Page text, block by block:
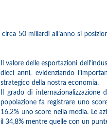
circa 50 miliardi all’anno si
Il valore delle esportazioni
dieci anni, evidenziando
strategico della nostra economia.
Il grado di internazionalizzazione
popolazione fa registrare uno
16,2% uno score nella media. Le
il 34,8% mentre quelle con un